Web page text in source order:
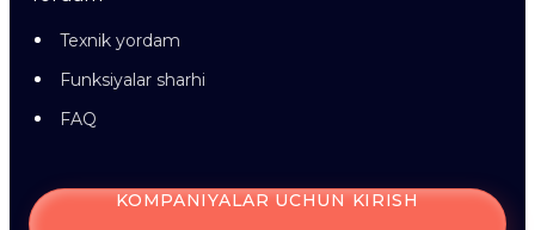
Texnik yordam
Funksiyalar sharhi
FAQ
KOMPANIYALAR UCHUN KIRISH